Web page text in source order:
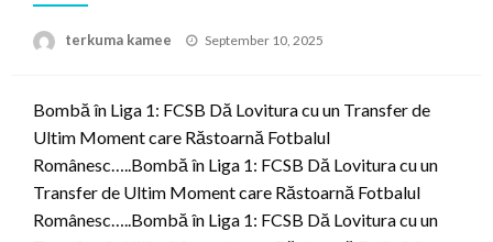
terkuma kamee
Posted
September 10, 2025
Bombă în Liga 1: FCSB Dă Lovitura cu un Transfer de
Ultim Moment care Răstoarnă Fotbalul
Românesc…..Bombă în Liga 1: FCSB Dă Lovitura cu un
Transfer de Ultim Moment care Răstoarnă Fotbalul
Românesc…..Bombă în Liga 1: FCSB Dă Lovitura cu un